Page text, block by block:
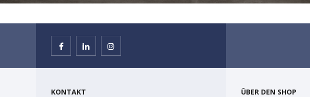
KONTAKT ÜBER DEN SHOP